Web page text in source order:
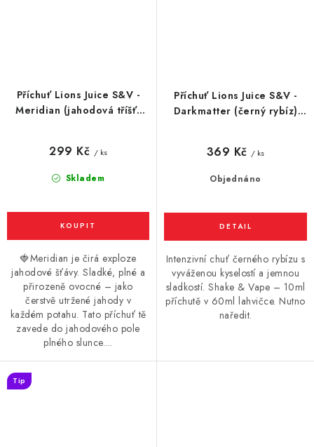
Příchuť Lions Juice S&V -
Meridian (jahodová tříšť)
Skladem
299 Kč / ks
🍓Meridian je čirá exploze
jahodové šťávy. Sladké, plné a
přirozeně ovocné – jako
čerstvě utržené jahody v
každém potahu. Tato příchuť tě
zavede do jahodového pole
plného slunce....
Příchuť Lions Juice S&V -
Darkmatter (černý rybíz)
Objednáno
369 Kč / ks
Intenzivní chuť černého rybízu s
vyváženou kyselostí a jemnou
sladkostí. Shake & Vape – 10ml
příchutě v 60ml lahvičce. Nutno
naředit.
Tip